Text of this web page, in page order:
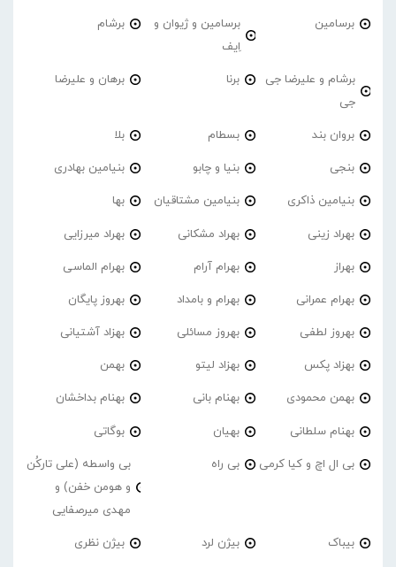
برسامین
برسامین و ژیوان و
اِیف
برشام
برشام و علیرضا جی
جی
برنا برهان و علیرضا
بروان بند بسطام بلا
بنجی بنیا و چابو بنیامین بهادری
بنیامین ذاکری بنیامین مشتاقیان بها
بهراد زینی بهراد مشکانی بهراد میرزایی
بهراز بهرام آرام بهرام الماسی
بهرام عمرانی بهرام و بامداد بهروز پایگان
بهروز لطفی بهروز مسائلی بهزاد آشتیانی
بهزاد پکس بهزاد لیتو بهمن
بهمن محمودی بهنام بانی بهنام بداخشان
بهنام سلطانی بهیان بوگاتی
بی ال اچ و کیا کرمی بی راه
بی واسطه (علی تارکُن
و هومن خفن) و
مهدی میرصفایی
بیباک بیژن لرد بیژن نظری